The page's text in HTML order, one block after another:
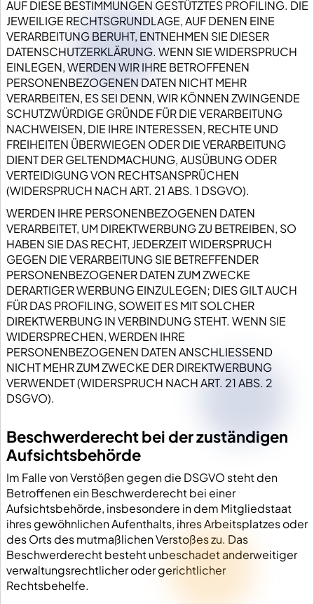
AUF DIESE BESTIMMUNGEN GESTÜTZTES PROFILING. DIE
JEWEILIGE RECHTSGRUNDLAGE, AUF DENEN EINE
VERARBEITUNG BERUHT, ENTNEHMEN SIE DIESER
DATENSCHUTZERKLÄRUNG. WENN SIE WIDERSPRUCH
EINLEGEN, WERDEN WIR IHRE BETROFFENEN
PERSONENBEZOGENEN DATEN NICHT MEHR
VERARBEITEN, ES SEI DENN, WIR KÖNNEN ZWINGENDE
SCHUTZWÜRDIGE GRÜNDE FÜR DIE VERARBEITUNG
NACHWEISEN, DIE IHRE INTERESSEN, RECHTE UND
FREIHEITEN ÜBERWIEGEN ODER DIE VERARBEITUNG
DIENT DER GELTENDMACHUNG, AUSÜBUNG ODER
VERTEIDIGUNG VON RECHTSANSPRÜCHEN
(WIDERSPRUCH NACH ART. 21 ABS. 1 DSGVO).
WERDEN IHRE PERSONENBEZOGENEN DATEN
VERARBEITET, UM DIREKTWERBUNG ZU BETREIBEN, SO
HABEN SIE DAS RECHT, JEDERZEIT WIDERSPRUCH
GEGEN DIE VERARBEITUNG SIE BETREFFENDER
PERSONENBEZOGENER DATEN ZUM ZWECKE
DERARTIGER WERBUNG EINZULEGEN; DIES GILT AUCH
FÜR DAS PROFILING, SOWEIT ES MIT SOLCHER
DIREKTWERBUNG IN VERBINDUNG STEHT. WENN SIE
WIDERSPRECHEN, WERDEN IHRE
PERSONENBEZOGENEN DATEN ANSCHLIESSEND
NICHT MEHR ZUM ZWECKE DER DIREKTWERBUNG
VERWENDET (WIDERSPRUCH NACH ART. 21 ABS. 2
DSGVO).
Beschwerde­recht bei der zuständigen
Aufsichts­behörde
Im Falle von Verstößen gegen die DSGVO steht den
Betroffenen ein Beschwerderecht bei einer
Aufsichtsbehörde, insbesondere in dem Mitgliedstaat
ihres gewöhnlichen Aufenthalts, ihres Arbeitsplatzes oder
des Orts des mutmaßlichen Verstoßes zu. Das
Beschwerderecht besteht unbeschadet anderweitiger
verwaltungsrechtlicher oder gerichtlicher
Rechtsbehelfe.